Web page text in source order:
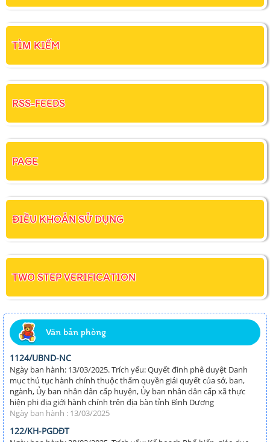
TÌM KIẾM
RSS-FEEDS
PAGE
ĐIỀU KHOẢN SỬ DỤNG
TWO STEP VERIFICATION
Văn bản phòng
1124/UBND-NC
Ngày ban hành: 13/03/2025. Trích yếu: Quyết đinh phê duyệt Danh
mục thủ tục hành chính thuộc thẩm quyền giải quyết của sở, ban,
ngành, Ủy ban nhân dân cấp huyện, Ủy ban nhân dân cấp xã thực
hiện phi địa giới hành chính trên địa bàn tỉnh Bình Dương
Ngày ban hành : 13/03/2025
122/KH-PGDĐT